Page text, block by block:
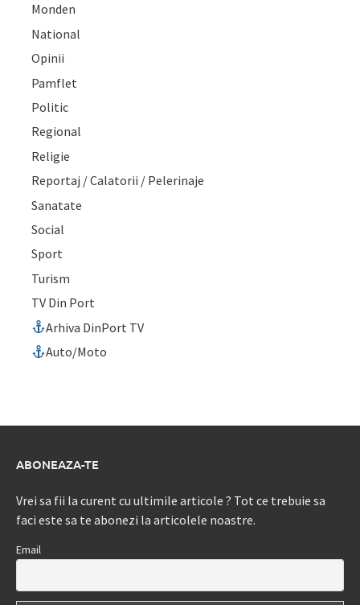
Monden
National
Opinii
Pamflet
Politic
Regional
Religie
Reportaj / Calatorii / Pelerinaje
Sanatate
Social
Sport
Turism
TV Din Port
Arhiva DinPort TV
Auto/Moto
ABONEAZA-TE
Vrei sa fii la curent cu ultimile articole ? Tot ce trebuie sa
faci este sa te abonezi la articolele noastre.
Email